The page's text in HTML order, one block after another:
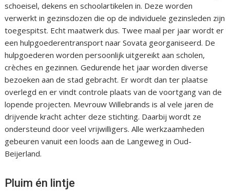
schoeisel, dekens en schoolartikelen in. Deze worden
verwerkt in gezinsdozen die op de individuele gezinsleden zijn
toegespitst. Echt maatwerk dus. Twee maal per jaar wordt er
een hulpgoederentransport naar Sovata georganiseerd. De
hulpgoederen worden persoonlijk uitgereikt aan scholen,
crèches en gezinnen. Gedurende het jaar worden diverse
bezoeken aan de stad gebracht. Er wordt dan ter plaatse
overlegd en er vindt controle plaats van de voortgang van de
lopende projecten. Mevrouw Willebrands is al vele jaren de
drijvende kracht achter deze stichting. Daarbij wordt ze
ondersteund door veel vrijwilligers. Alle werkzaamheden
gebeuren vanuit een loods aan de Langeweg in Oud-
Beijerland.
Pluim én lintje